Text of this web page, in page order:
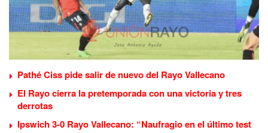
Pathé Ciss pide salir de nuevo del Rayo Vallecano
El Rayo cierra la pretemporada con una victoria y tres
derrotas
Ipswich 3-0 Rayo Vallecano: “Naufragio en el último test